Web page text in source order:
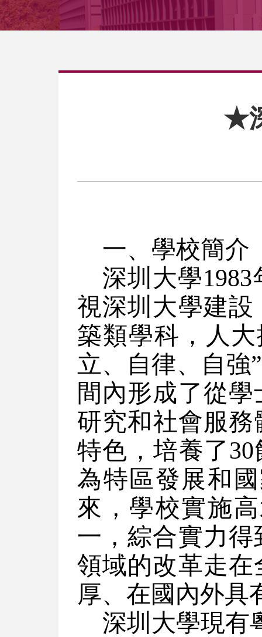
★
一、學校簡介
深圳大學
視深圳大學建
築類學科，人
立、自律、自強
間內形成了從
研究和社會服
特色，培養了
為特區發展和
來，學校實施
一，綜合實力
領域的改革走
厚、在國內外具
深圳大學現有